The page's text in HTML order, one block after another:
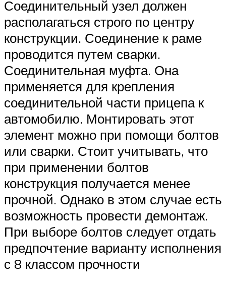
Соединительный узел должен
располагаться строго по центру
конструкции. Соединение к раме
проводится путем сварки.
Соединительная муфта. Она
применяется для крепления
соединительной части прицепа к
автомобилю. Монтировать этот
элемент можно при помощи болтов
или сварки. Стоит учитывать, что
при применении болтов
конструкция получается менее
прочной. Однако в этом случае есть
возможность провести демонтаж.
При выборе болтов следует отдать
предпочтение варианту исполнения
с 8 классом прочности